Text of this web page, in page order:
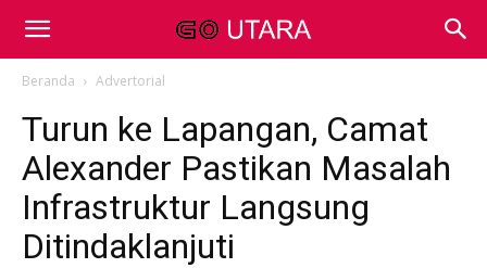
Beranda Advertorial
Turun ke Lapangan, Camat
Alexander Pastikan Masalah
Infrastruktur Langsung
Ditindaklanjuti